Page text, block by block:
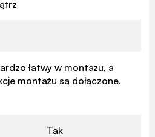
łatwy w montażu, a
montażu są dołączone.
Tak